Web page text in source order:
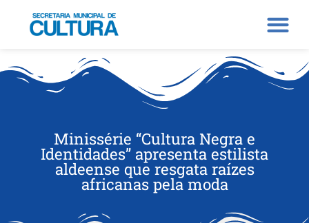
Minissérie “Cultura Negra e
Identidades” apresenta estilista
aldeense que resgata raízes
africanas pela moda